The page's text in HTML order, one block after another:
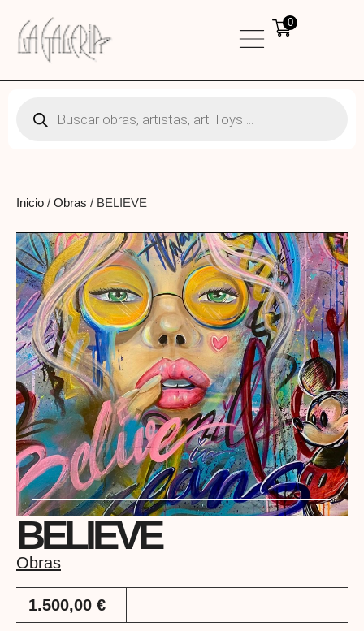
0
Inicio / Obras / BELIEVE
BELIEVE
Obras
1.500,00 €